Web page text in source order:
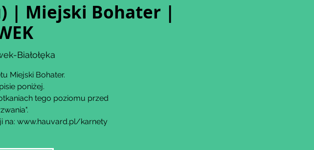
| Miejski Bohater |
Białołęka
Miejski Bohater.
poniżej.
tego poziomu przed
na: www.hauvard.pl/karnety